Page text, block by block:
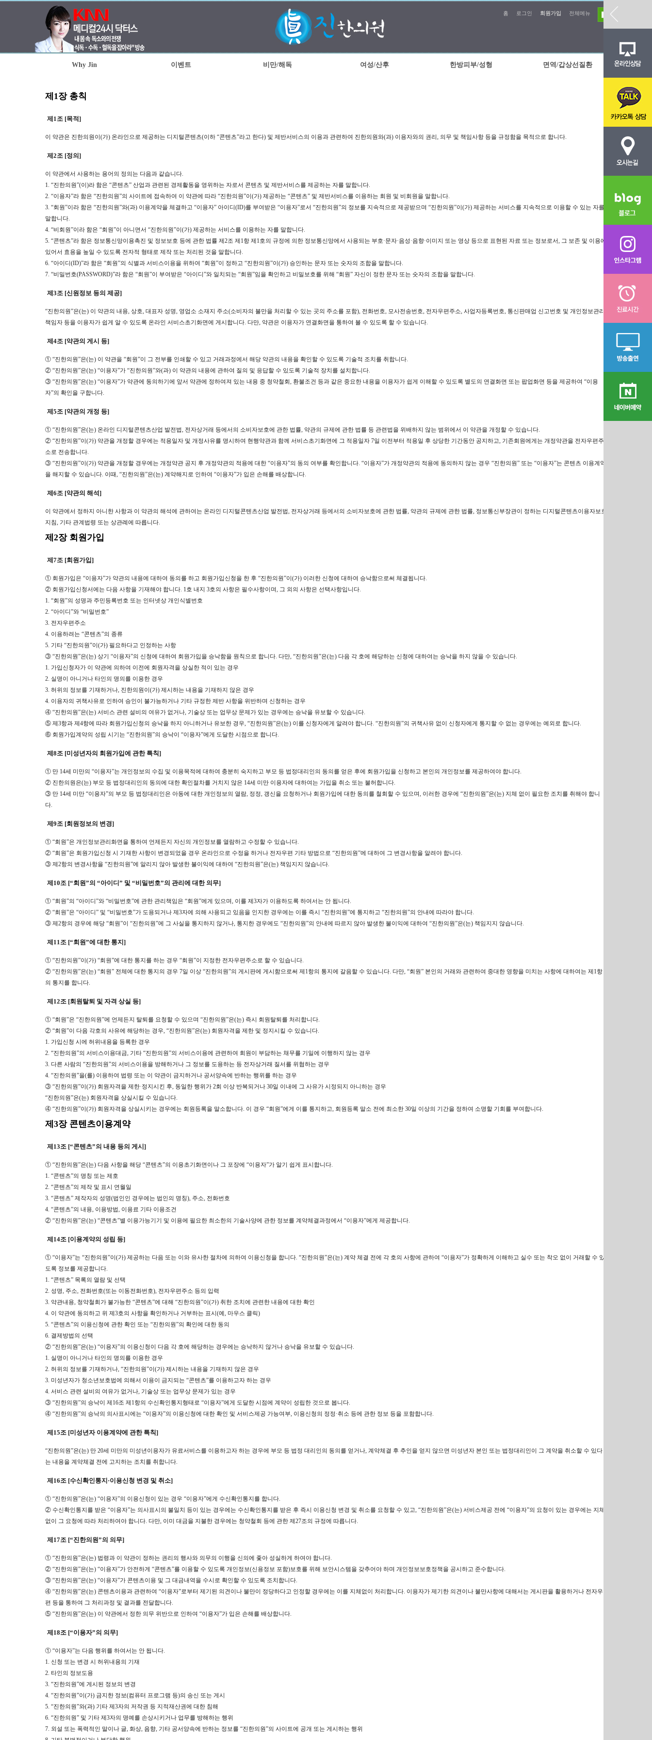
홈 로그인 회원가입 전체메뉴
Why Jin 이벤트 비만/해독 여성/산후 한방피부/성형 면역/갑상선질환
제1장 총칙
제1조 [목적]
이 약관은 진한의원이(가) 온라인으로 제공하는 디지털콘텐츠(이하 “콘텐츠”라고 한다) 및 제반서비스의 이용과 관련하여 진한의원와(과) 이용자와의 권리, 의무 및 책임사항 등을 규정함을 목적으로 합니다.
제2조 [정의]
이 약관에서 사용하는 용어의 정의는 다음과 같습니다.
1. “진한의원”(이)라 함은 “콘텐츠” 산업과 관련된 경제활동을 영위하는 자로서 콘텐츠 및 제반서비스를 제공하는 자를 말합니다.
2. “이용자”라 함은 “진한의원”의 사이트에 접속하여 이 약관에 따라 “진한의원”이(가) 제공하는 “콘텐츠” 및 제반서비스를 이용하는 회원 및 비회원을 말합니다.
3. “회원”이라 함은 “진한의원”와(과) 이용계약을 체결하고 “이용자” 아이디(ID)를 부여받은 “이용자”로서 “진한의원”의 정보를 지속적으로 제공받으며 “진한의원”이(가) 제공하는 서비스를 지속적으로 이용할 수 있는 자를
말합니다.
4. “비회원”이라 함은 “회원”이 아니면서 “진한의원”이(가) 제공하는 서비스를 이용하는 자를 말합니다.
5. “콘텐츠”라 함은 정보통신망이용촉진 및 정보보호 등에 관한 법률 제2조 제1항 제1호의 규정에 의한 정보통신망에서 사용되는 부호·문자·음성·음향·이미지 또는 영상 등으로 표현된 자료 또는 정보로서, 그 보존 및 이용에
있어서 효용을 높일 수 있도록 전자적 형태로 제작 또는 처리된 것을 말합니다.
6. “아이디(ID)”라 함은 “회원”의 식별과 서비스이용을 위하여 “회원”이 정하고 “진한의원”이(가) 승인하는 문자 또는 숫자의 조합을 말합니다.
7. “비밀번호(PASSWORD)”라 함은 “회원”이 부여받은 “아이디”와 일치되는 “회원”임을 확인하고 비밀보호를 위해 “회원” 자신이 정한 문자 또는 숫자의 조합을 말합니다.
제3조 [신원정보 등의 제공]
“진한의원”은(는) 이 약관의 내용, 상호, 대표자 성명, 영업소 소재지 주소(소비자의 불만을 처리할 수 있는 곳의 주소를 포함), 전화번호, 모사전송번호, 전자우편주소, 사업자등록번호, 통신판매업 신고번호 및 개인정보관리
책임자 등을 이용자가 쉽게 알 수 있도록 온라인 서비스초기화면에 게시합니다. 다만, 약관은 이용자가 연결화면을 통하여 볼 수 있도록 할 수 있습니다.
제4조 [약관의 게시 등]
① “진한의원”은(는) 이 약관을 “회원”이 그 전부를 인쇄할 수 있고 거래과정에서 해당 약관의 내용을 확인할 수 있도록 기술적 조치를 취합니다.
② “진한의원”은(는) “이용자”가 “진한의원”와(과) 이 약관의 내용에 관하여 질의 및 응답할 수 있도록 기술적 장치를 설치합니다.
③ “진한의원”은(는) “이용자”가 약관에 동의하기에 앞서 약관에 정하여져 있는 내용 중 청약철회, 환불조건 등과 같은 중요한 내용을 이용자가 쉽게 이해할 수 있도록 별도의 연결화면 또는 팝업화면 등을 제공하여 “이용
자”의 확인을 구합니다.
제5조 [약관의 개정 등]
① “진한의원”은(는) 온라인 디지털콘텐츠산업 발전법, 전자상거래 등에서의 소비자보호에 관한 법률, 약관의 규제에 관한 법률 등 관련법을 위배하지 않는 범위에서 이 약관을 개정할 수 있습니다.
② “진한의원”이(가) 약관을 개정할 경우에는 적용일자 및 개정사유를 명시하여 현행약관과 함께 서비스초기화면에 그 적용일자 7일 이전부터 적용일 후 상당한 기간동안 공지하고, 기존회원에게는 개정약관을 전자우편주
소로 전송합니다.
③ “진한의원”이(가) 약관을 개정할 경우에는 개정약관 공지 후 개정약관의 적용에 대한 “이용자”의 동의 여부를 확인합니다. “이용자”가 개정약관의 적용에 동의하지 않는 경우 “진한의원” 또는 “이용자”는 콘텐츠 이용계약
을 해지할 수 있습니다. 이때, “진한의원”은(는) 계약해지로 인하여 “이용자”가 입은 손해를 배상합니다.
제6조 [약관의 해석]
이 약관에서 정하지 아니한 사항과 이 약관의 해석에 관하여는 온라인 디지털콘텐츠산업 발전법, 전자상거래 등에서의 소비자보호에 관한 법률, 약관의 규제에 관한 법률, 정보통신부장관이 정하는 디지털콘텐츠이용자보호
지침, 기타 관계법령 또는 상관례에 따릅니다.
제2장 회원가입
제7조 [회원가입]
① 회원가입은 “이용자”가 약관의 내용에 대하여 동의를 하고 회원가입신청을 한 후 “진한의원”이(가) 이러한 신청에 대하여 승낙함으로써 체결됩니다.
② 회원가입신청서에는 다음 사항을 기재해야 합니다. 1호 내지 3호의 사항은 필수사항이며, 그 외의 사항은 선택사항입니다.
1. “회원”의 성명과 주민등록번호 또는 인터넷상 개인식별번호
2. “아이디”와 “비밀번호”
3. 전자우편주소
4. 이용하려는 “콘텐츠”의 종류
5. 기타 “진한의원”이(가) 필요하다고 인정하는 사항
③ “진한의원”은(는) 상기 “이용자”의 신청에 대하여 회원가입을 승낙함을 원칙으로 합니다. 다만, “진한의원”은(는) 다음 각 호에 해당하는 신청에 대하여는 승낙을 하지 않을 수 있습니다.
1. 가입신청자가 이 약관에 의하여 이전에 회원자격을 상실한 적이 있는 경우
2. 실명이 아니거나 타인의 명의를 이용한 경우
3. 허위의 정보를 기재하거나, 진한의원이(가) 제시하는 내용을 기재하지 않은 경우
4. 이용자의 귀책사유로 인하여 승인이 불가능하거나 기타 규정한 제반 사항을 위반하며 신청하는 경우
④ “진한의원”은(는) 서비스 관련 설비의 여유가 없거나, 기술상 또는 업무상 문제가 있는 경우에는 승낙을 유보할 수 있습니다.
⑤ 제3항과 제4항에 따라 회원가입신청의 승낙을 하지 아니하거나 유보한 경우, “진한의원”은(는) 이를 신청자에게 알려야 합니다. “진한의원”의 귀책사유 없이 신청자에게 통지할 수 없는 경우에는 예외로 합니다.
⑥ 회원가입계약의 성립 시기는 “진한의원”의 승낙이 “이용자”에게 도달한 시점으로 합니다.
제8조 [미성년자의 회원가입에 관한 특칙]
① 만 14세 미만의 “이용자”는 개인정보의 수집 및 이용목적에 대하여 충분히 숙지하고 부모 등 법정대리인의 동의를 얻은 후에 회원가입을 신청하고 본인의 개인정보를 제공하여야 합니다.
② 진한의원은(는) 부모 등 법정대리인의 동의에 대한 확인절차를 거치지 않은 14세 미만 이용자에 대하여는 가입을 취소 또는 불허합니다.
③ 만 14세 미만 “이용자”의 부모 등 법정대리인은 아동에 대한 개인정보의 열람, 정정, 갱신을 요청하거나 회원가입에 대한 동의를 철회할 수 있으며, 이러한 경우에 “진한의원”은(는) 지체 없이 필요한 조치를 취해야 합니
다.
제9조 [회원정보의 변경]
① “회원”은 개인정보관리화면을 통하여 언제든지 자신의 개인정보를 열람하고 수정할 수 있습니다.
② “회원”은 회원가입신청 시 기재한 사항이 변경되었을 경우 온라인으로 수정을 하거나 전자우편 기타 방법으로 “진한의원”에 대하여 그 변경사항을 알려야 합니다.
③ 제2항의 변경사항을 “진한의원”에 알리지 않아 발생한 불이익에 대하여 “진한의원”은(는) 책임지지 않습니다.
제10조 [“회원”의 “아이디” 및 “비밀번호”의 관리에 대한 의무]
① “회원”의 “아이디”와 “비밀번호”에 관한 관리책임은 “회원”에게 있으며, 이를 제3자가 이용하도록 하여서는 안 됩니다.
② “회원”은 “아이디” 및 “비밀번호”가 도용되거나 제3자에 의해 사용되고 있음을 인지한 경우에는 이를 즉시 “진한의원”에 통지하고 “진한의원”의 안내에 따라야 합니다.
③ 제2항의 경우에 해당 “회원”이 “진한의원”에 그 사실을 통지하지 않거나, 통지한 경우에도 “진한의원”의 안내에 따르지 않아 발생한 불이익에 대하여 “진한의원”은(는) 책임지지 않습니다.
제11조 [“회원”에 대한 통지]
① “진한의원”이(가) “회원”에 대한 통지를 하는 경우 “회원”이 지정한 전자우편주소로 할 수 있습니다.
② “진한의원”은(는) “회원” 전체에 대한 통지의 경우 7일 이상 “진한의원”의 게시판에 게시함으로써 제1항의 통지에 갈음할 수 있습니다. 다만, “회원” 본인의 거래와 관련하여 중대한 영향을 미치는 사항에 대하여는 제1항
의 통지를 합니다.
제12조 [회원탈퇴 및 자격 상실 등]
① “회원”은 “진한의원”에 언제든지 탈퇴를 요청할 수 있으며 “진한의원”은(는) 즉시 회원탈퇴를 처리합니다.
② “회원”이 다음 각호의 사유에 해당하는 경우, “진한의원”은(는) 회원자격을 제한 및 정지시킬 수 있습니다.
1. 가입신청 시에 허위내용을 등록한 경우
2. “진한의원”의 서비스이용대금, 기타 “진한의원”의 서비스이용에 관련하여 회원이 부담하는 채무를 기일에 이행하지 않는 경우
3. 다른 사람의 “진한의원”의 서비스이용을 방해하거나 그 정보를 도용하는 등 전자상거래 질서를 위협하는 경우
4. “진한의원”을(를) 이용하여 법령 또는 이 약관이 금지하거나 공서양속에 반하는 행위를 하는 경우
③ “진한의원”이(가) 회원자격을 제한·정지시킨 후, 동일한 행위가 2회 이상 반복되거나 30일 이내에 그 사유가 시정되지 아니하는 경우
“진한의원”은(는) 회원자격을 상실시킬 수 있습니다.
④ “진한의원”이(가) 회원자격을 상실시키는 경우에는 회원등록을 말소합니다. 이 경우 “회원”에게 이를 통지하고, 회원등록 말소 전에 최소한 30일 이상의 기간을 정하여 소명할 기회를 부여합니다.
제3장 콘텐츠이용계약
제13조 [“콘텐츠”의 내용 등의 게시]
① “진한의원”은(는) 다음 사항을 해당 “콘텐츠”의 이용초기화면이나 그 포장에 “이용자”가 알기 쉽게 표시합니다.
1. “콘텐츠”의 명칭 또는 제호
2. “콘텐츠”의 제작 및 표시 연월일
3. “콘텐츠” 제작자의 성명(법인인 경우에는 법인의 명칭), 주소, 전화번호
4. “콘텐츠”의 내용, 이용방법, 이용료 기타 이용조건
② “진한의원”은(는) “콘텐츠”별 이용가능기기 및 이용에 필요한 최소한의 기술사양에 관한 정보를 계약체결과정에서 “이용자”에게 제공합니다.
제14조 [이용계약의 성립 등]
① “이용자”는 “진한의원”이(가) 제공하는 다음 또는 이와 유사한 절차에 의하여 이용신청을 합니다. “진한의원”은(는) 계약 체결 전에 각 호의 사항에 관하여 “이용자”가 정확하게 이해하고 실수 또는 착오 없이 거래할 수 있
도록 정보를 제공합니다.
1. “콘텐츠” 목록의 열람 및 선택
2. 성명, 주소, 전화번호(또는 이동전화번호), 전자우편주소 등의 입력
3. 약관내용, 청약철회가 불가능한 “콘텐츠”에 대해 “진한의원”이(가) 취한 조치에 관련한 내용에 대한 확인
4. 이 약관에 동의하고 위 제3호의 사항을 확인하거나 거부하는 표시(예, 마우스 클릭)
5. “콘텐츠”의 이용신청에 관한 확인 또는 “진한의원”의 확인에 대한 동의
6. 결제방법의 선택
② “진한의원”은(는) “이용자”의 이용신청이 다음 각 호에 해당하는 경우에는 승낙하지 않거나 승낙을 유보할 수 있습니다.
1. 실명이 아니거나 타인의 명의를 이용한 경우
2. 허위의 정보를 기재하거나, “진한의원”이(가) 제시하는 내용을 기재하지 않은 경우
3. 미성년자가 청소년보호법에 의해서 이용이 금지되는 “콘텐츠”를 이용하고자 하는 경우
4. 서비스 관련 설비의 여유가 없거나, 기술상 또는 업무상 문제가 있는 경우
③ “진한의원”의 승낙이 제16조 제1항의 수신확인통지형태로 “이용자”에게 도달한 시점에 계약이 성립한 것으로 봅니다.
④ “진한의원”의 승낙의 의사표시에는 “이용자”의 이용신청에 대한 확인 및 서비스제공 가능여부, 이용신청의 정정·취소 등에 관한 정보 등을 포함합니다.
제15조 [미성년자 이용계약에 관한 특칙]
“진한의원”은(는) 만 20세 미만의 미성년이용자가 유료서비스를 이용하고자 하는 경우에 부모 등 법정 대리인의 동의를 얻거나, 계약체결 후 추인을 얻지 않으면 미성년자 본인 또는 법정대리인이 그 계약을 취소할 수 있다
는 내용을 계약체결 전에 고지하는 조치를 취합니다.
제16조 [수신확인통지·이용신청 변경 및 취소]
① “진한의원”은(는) “이용자”의 이용신청이 있는 경우 “이용자”에게 수신확인통지를 합니다.
② 수신확인통지를 받은 “이용자”는 의사표시의 불일치 등이 있는 경우에는 수신확인통지를 받은 후 즉시 이용신청 변경 및 취소를 요청할 수 있고, “진한의원”은(는) 서비스제공 전에 “이용자”의 요청이 있는 경우에는 지체
없이 그 요청에 따라 처리하여야 합니다. 다만, 이미 대금을 지불한 경우에는 청약철회 등에 관한 제27조의 규정에 따릅니다.
제17조 [“진한의원”의 의무]
① “진한의원”은(는) 법령과 이 약관이 정하는 권리의 행사와 의무의 이행을 신의에 좇아 성실하게 하여야 합니다.
② “진한의원”은(는) “이용자”가 안전하게 “콘텐츠”를 이용할 수 있도록 개인정보(신용정보 포함)보호를 위해 보안시스템을 갖추어야 하며 개인정보보호정책을 공시하고 준수합니다.
③ “진한의원”은(는) “이용자”가 콘텐츠이용 및 그 대금내역을 수시로 확인할 수 있도록 조치합니다.
④ “진한의원”은(는) 콘텐츠이용과 관련하여 “이용자”로부터 제기된 의견이나 불만이 정당하다고 인정할 경우에는 이를 지체없이 처리합니다. 이용자가 제기한 의견이나 불만사항에 대해서는 게시판을 활용하거나 전자우
편 등을 통하여 그 처리과정 및 결과를 전달합니다.
⑤ “진한의원”은(는) 이 약관에서 정한 의무 위반으로 인하여 “이용자”가 입은 손해를 배상합니다.
제18조 [“이용자”의 의무]
① “이용자”는 다음 행위를 하여서는 안 됩니다.
1. 신청 또는 변경 시 허위내용의 기재
2. 타인의 정보도용
3. “진한의원”에 게시된 정보의 변경
4. “진한의원”이(가) 금지한 정보(컴퓨터 프로그램 등)의 송신 또는 게시
5. “진한의원”와(과) 기타 제3자의 저작권 등 지적재산권에 대한 침해
6. “진한의원” 및 기타 제3자의 명예를 손상시키거나 업무를 방해하는 행위
7. 외설 또는 폭력적인 말이나 글, 화상, 음향, 기타 공서양속에 반하는 정보를 “진한의원”의 사이트에 공개 또는 게시하는 행위